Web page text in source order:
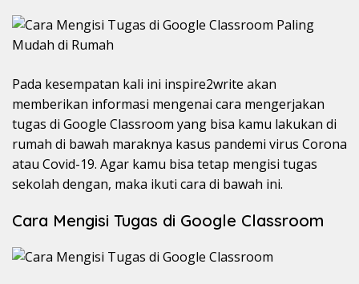
Pada kesempatan kali ini inspire2write akan
memberikan informasi mengenai cara mengerjakan
tugas di Google Classroom yang bisa kamu lakukan di
rumah di bawah maraknya kasus pandemi virus Corona
atau Covid-19. Agar kamu bisa tetap mengisi tugas
sekolah dengan, maka ikuti cara di bawah ini.
Cara Mengisi Tugas di Google Classroom